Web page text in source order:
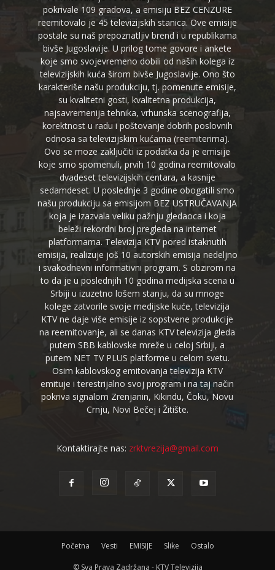
pokrivale 109 gradova, a emisiju BEZ CENZURE
reemitovalo je 45 televizijskih stanica. Ove emisije
postale su naš prepoznatljiv brend i u republikama
bivše Jugoslavije. U prilog tome govore i ankete
koje smo svojevremeno dobili od naših kolega iz
televizijskih kuća širom bivše Jugoslavije. Ono što
karakteriše našu produkciju, tj. pomenute emisije,
su kvalitetni gosti, kvalitetna produkcija,
najsavremenija tehnika, vrhunska scenografija,
korektnost u radu i poštovanje dobrih poslovnih
odnosa sa televizijskim kućama (reemiterima).
Ovo se moze zaključiti iz podatka da je emisije
koje smo spomenuli, prvih 10 godina reemitovalo
dvadeset televizijskih centara, a kasnije
sedamdeset. U poslednje 3 godine obogatili smo
našu produkciju sa emisijom BEZ USTRUČAVANJA
koja je izazvala veliku pažnju gledaoca i koja
beleži rekordni broj pregleda na internet
platformama. Televizija KTV pored istaknutih
emisija, realizuje još 10 autorskih emisija nedeljno
i svakodnevni informativni program. S obzirom na
to da je u poslednjih 10 godina medijska scena u
Srbiji u izuzetno lošem stanju, da su mnoge
kolege zatvorile svoje medijske kuće, televizija
KTV ne daje više emisije iz sopstvene produkcije
na reemitovanje, ali se danas KTV televizija gleda
putem SBB kablovske mreže u celoj Srbiji, a
putem NET TV PLUS platforme u celom svetu.
Osim kablovskog emitovanja televizija KTV
emituje i terestrijalno svoj program i na taj način
pokriva signalom Zrenjanin, Kikindu, Čoku, Novu
Crnju, Novi Bečej i Žitište.
Kontaktirajte nas: zrktvrezija@gmail.com
Početna Vesti EMISIJE Slike Ostalo
© Sva Prava Zadržana - KTV Televizija